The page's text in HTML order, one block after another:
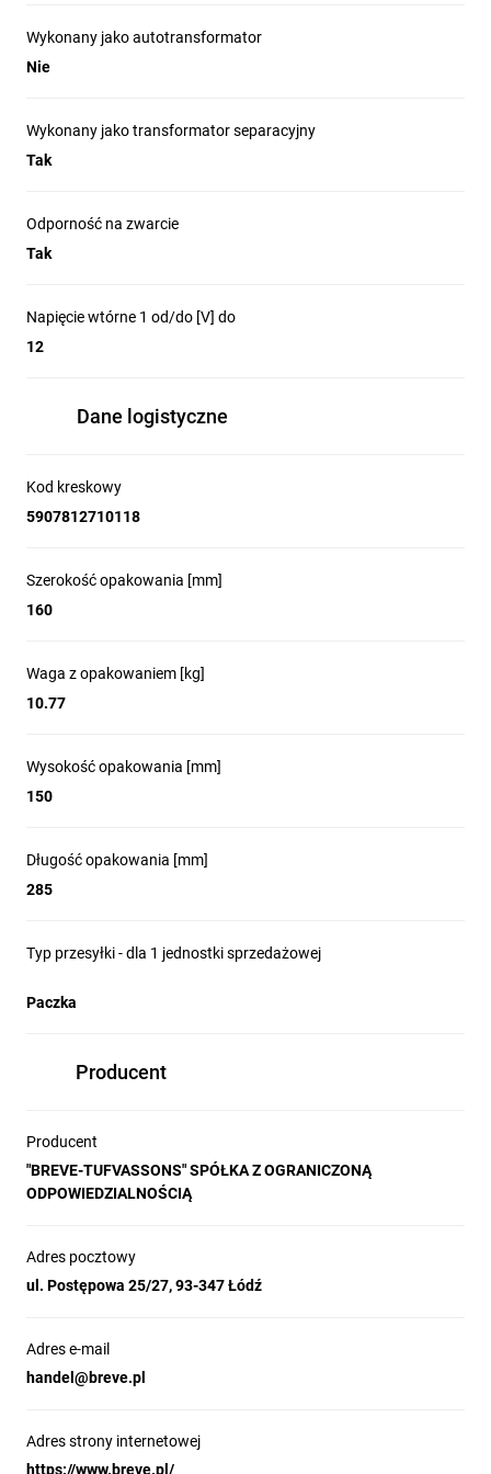
Wykonany jako autotransformator
Nie
Wykonany jako transformator separacyjny
Tak
Odporność na zwarcie
Tak
Napięcie wtórne 1 od/do [V] do
12
Dane logistyczne
Kod kreskowy
5907812710118
Szerokość opakowania [mm]
160
Waga z opakowaniem [kg]
10.77
Wysokość opakowania [mm]
150
Długość opakowania [mm]
285
Typ przesyłki - dla 1 jednostki sprzedażowej
Paczka
Producent
Producent
"BREVE-TUFVASSONS" SPÓŁKA Z OGRANICZONĄ
ODPOWIEDZIALNOŚCIĄ
Adres pocztowy
ul. Postępowa 25/27, 93-347 Łódź
Adres e-mail
handel@breve.pl
Adres strony internetowej
https://www.breve.pl/